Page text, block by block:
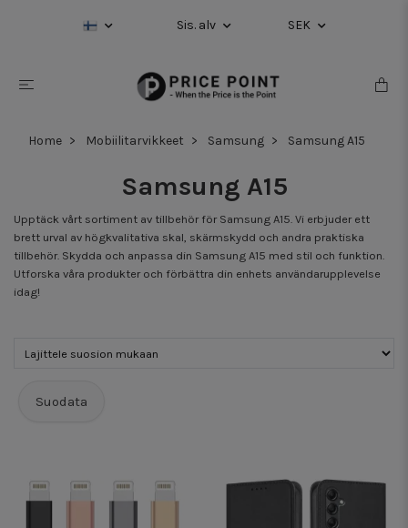
Sis. alv SEK
Home Mobiilitarvikkeet Samsung Samsung A15
Samsung A15
Upptäck vårt sortiment av tillbehör för Samsung A15. Vi erbjuder ett
brett urval av högkvalitativa skal, skärmskydd och andra praktiska
tillbehör. Skydda och anpassa din Samsung A15 med stil och funktion.
Utforska våra produkter och förbättra din enhets användarupplevelse
idag!
Suodata